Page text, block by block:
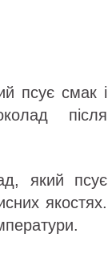
псує смак і
після
який псує
якостях.